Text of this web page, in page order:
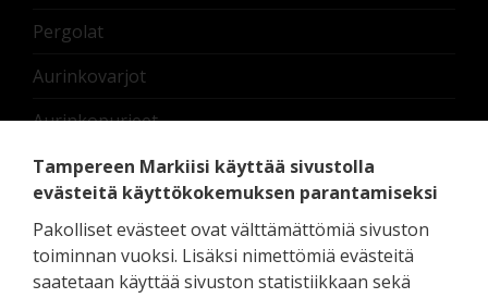
Pergolat
Aurinkovarjot
Aurinkopurjeet
Nostettavat lasikaiteet
Terassilämmittimet
Moottorit ja oheislaitteet
Tampereen Markiisi käyttää sivustolla
evästeitä käyttökokemuksen parantamiseksi
Pakolliset evästeet ovat välttämättömiä sivuston
toiminnan vuoksi. Lisäksi nimettömiä evästeitä
saatetaan käyttää sivuston statistiikkaan sekä